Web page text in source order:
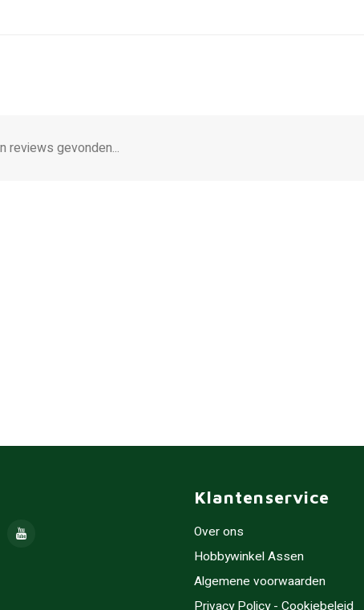
reviews gevonden...
Klantenservice
Over ons
Hobbywinkel Assen
Algemene voorwaarden